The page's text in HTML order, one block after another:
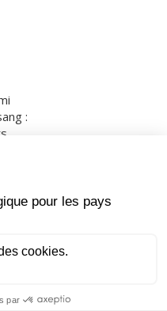
:
parfait, enracine en
resserre nos liens avec
ce que tu as fait